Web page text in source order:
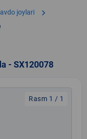
joylari chevron_right
- SX120078
Rasm 1 / 1